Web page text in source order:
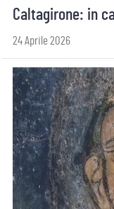
Caltagirone: in
24 Aprile 2026